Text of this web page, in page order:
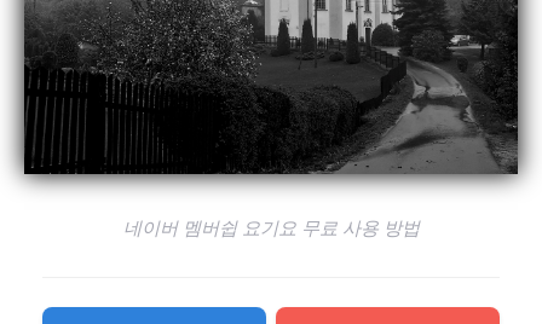
네이버 멤버쉽 요기요 무료 사용 방법